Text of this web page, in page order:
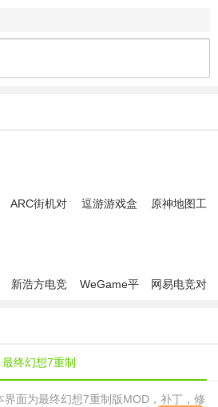
ARC街机对
逗游游戏盒
原神地图工
图】
新浩方电竞
WeGame平
网易电竞对
最终幻想7重制
面为最终幻想7重制版MOD，补丁，修